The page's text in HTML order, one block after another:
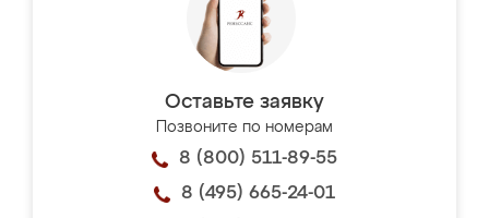
Оставьте заявку
Позвоните по номерам
8 (800) 511-89-55
8 (495) 665-24-01